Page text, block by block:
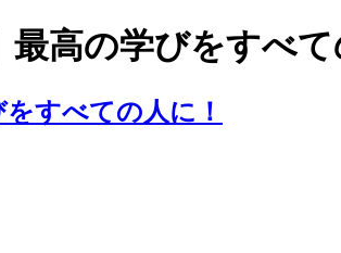
最高の学びをすべ